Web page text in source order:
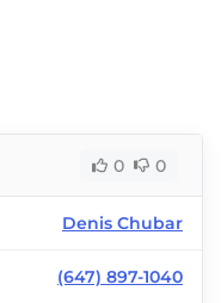
0 0
Denis Chubar
(647) 897-1040